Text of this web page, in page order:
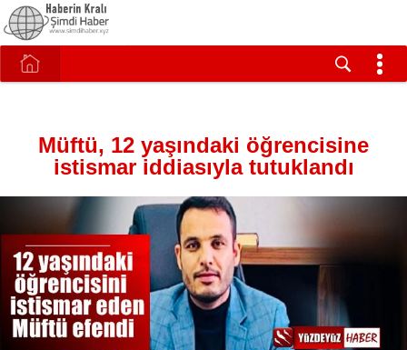
Müftü, 12 yaşındaki öğrencisine
istismar iddiasıyla tutuklandı